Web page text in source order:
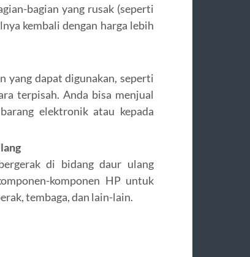
bagian yang rusak (seperti
kembali dengan harga lebih
yang dapat digunakan, seperti
terpisah. Anda bisa menjual
elektronik atau kepada
di bidang daur ulang
komponen HP untuk
tembaga, dan lain-lain.